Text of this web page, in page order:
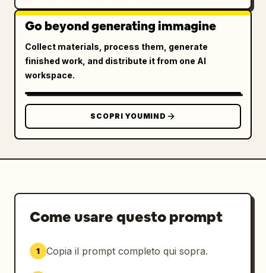
Go beyond generating immagine
Collect materials, process them, generate
finished work, and distribute it from one AI
workspace.
SCOPRI YOUMIND
Come usare questo prompt
1 Copia il prompt completo qui sopra.